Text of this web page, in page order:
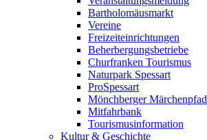
Bartholomäusmarkt
Vereine
Freizeiteinrichtungen
Beherbergungsbetriebe
Churfranken Tourismus
Naturpark Spessart
ProSpessart
Mönchberger Märchenpfad
Mitfahrbank
Tourismusinformation
Kultur & Geschichte